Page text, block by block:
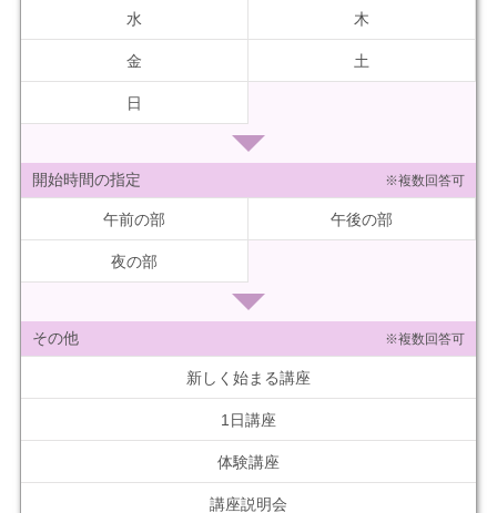
水 木
金 土
日
開始時間の指定 ※複数回答可
午前の部 午後の部
夜の部
その他 ※複数回答可
新しく始まる講座
1日講座
体験講座
講座説明会